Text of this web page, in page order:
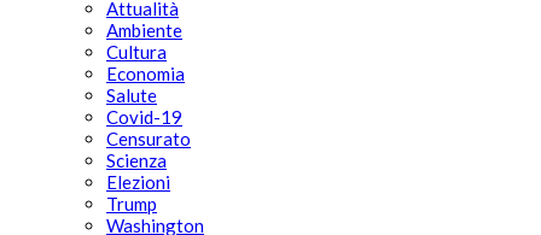
Attualità
Ambiente
Cultura
Economia
Salute
Covid-19
Censurato
Scienza
Elezioni
Trump
Washington